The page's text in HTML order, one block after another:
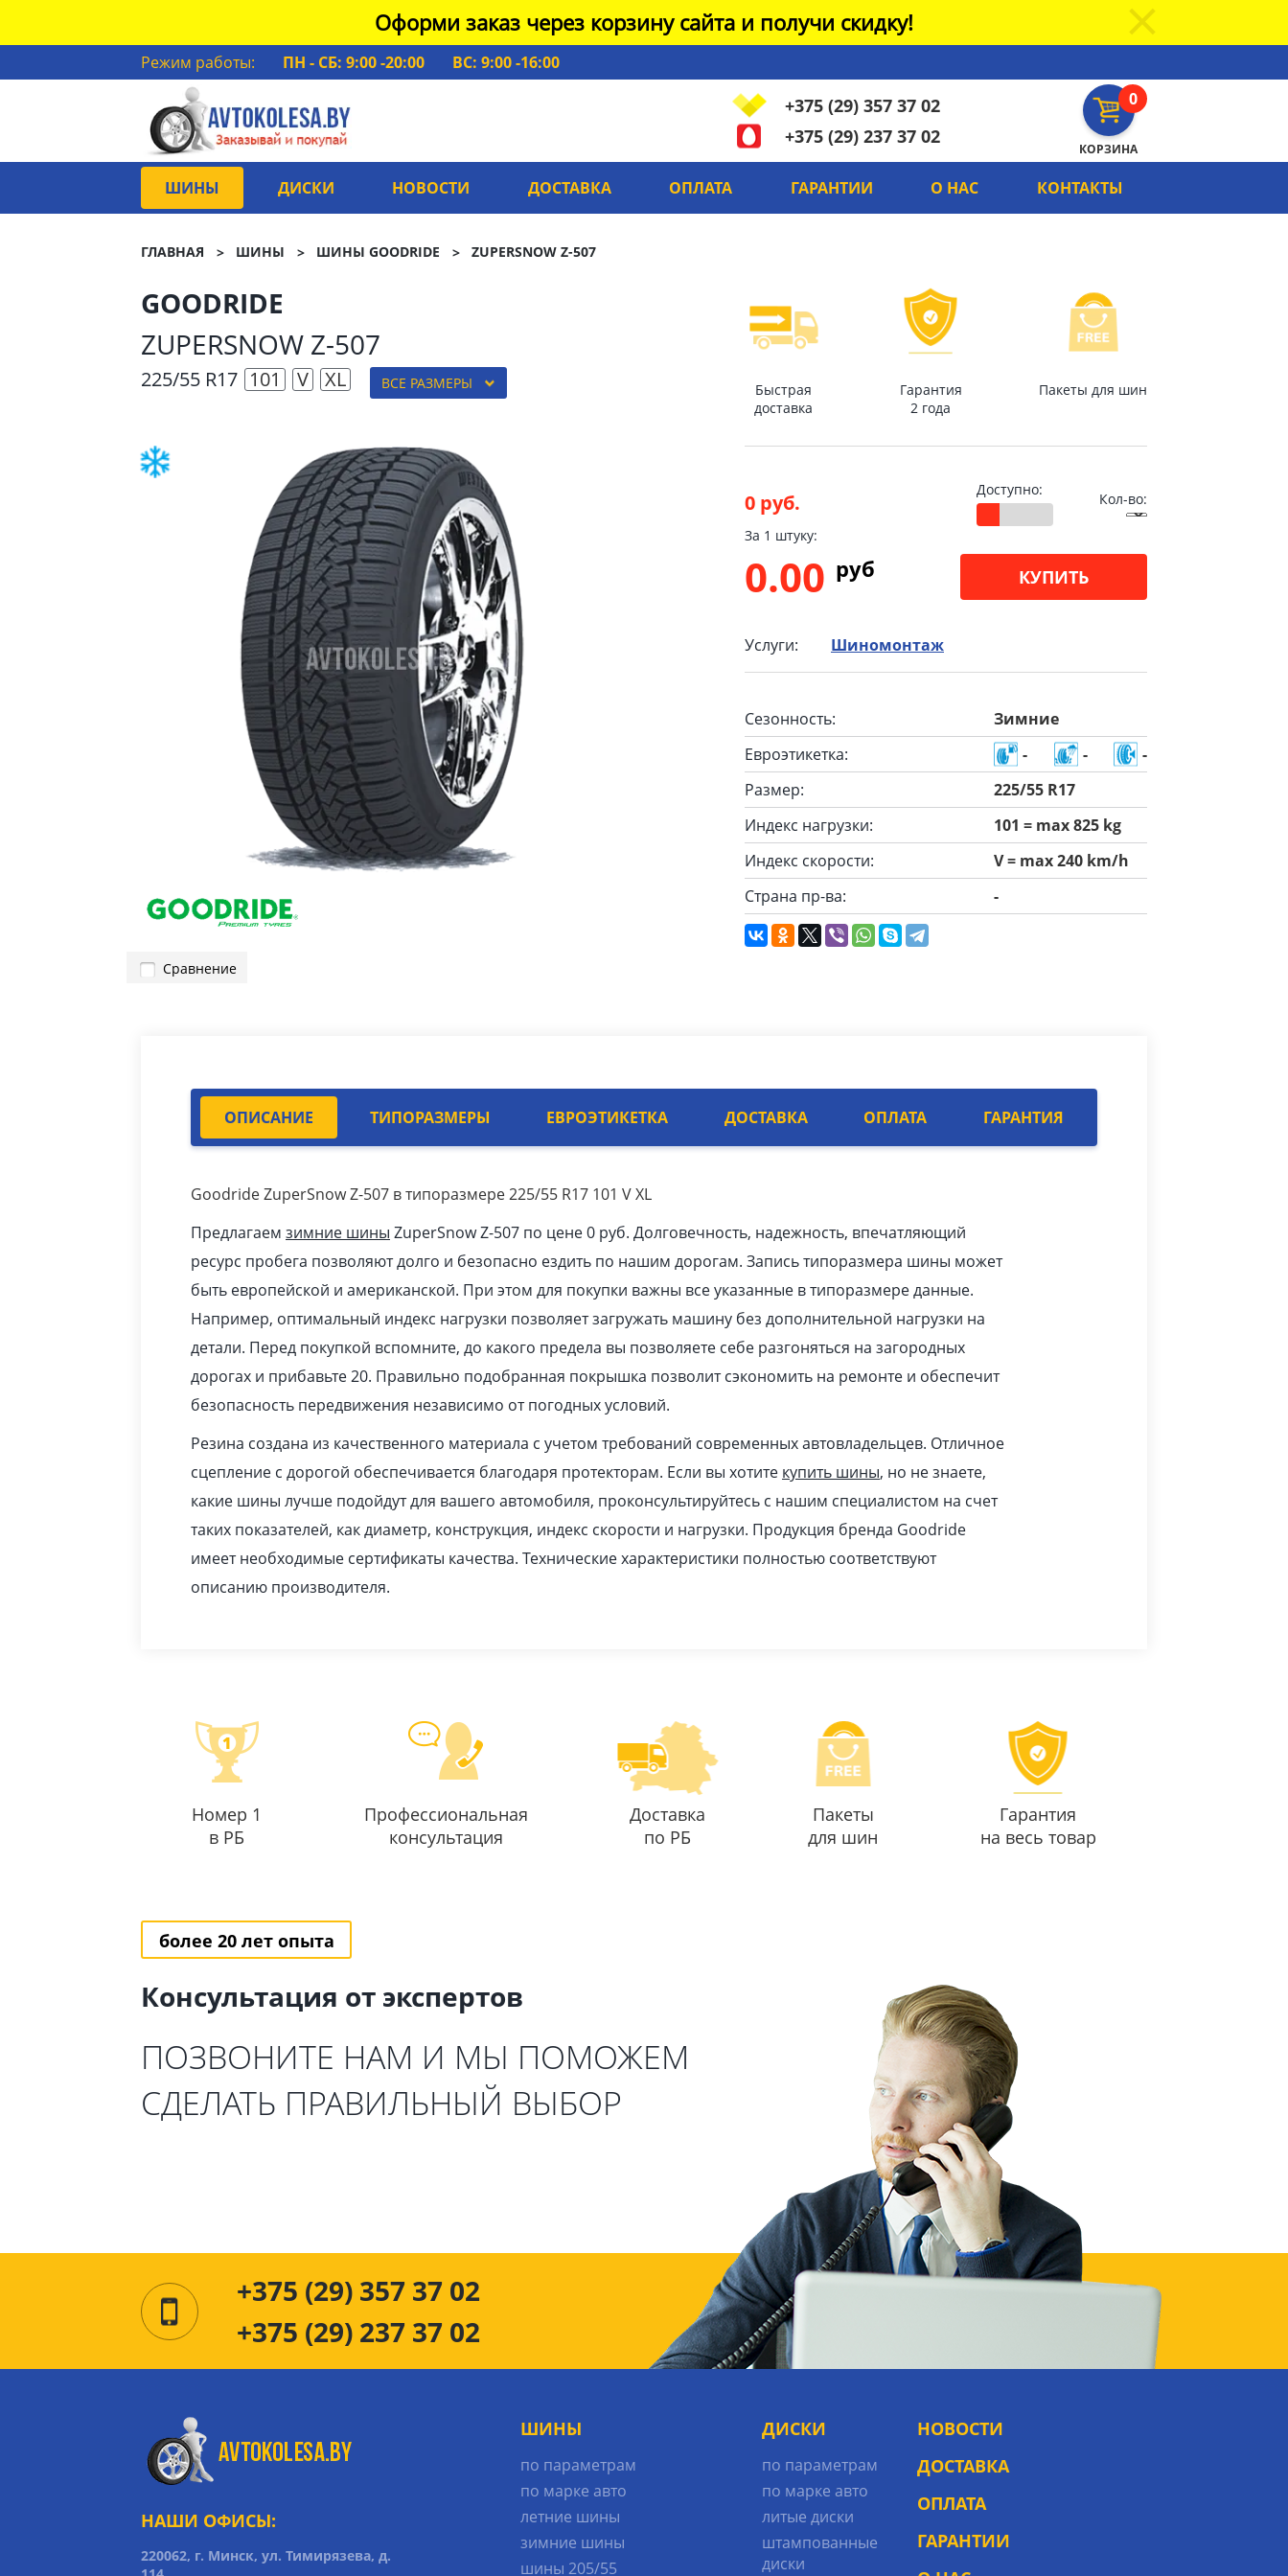
Оформи заказ через корзину сайта и получи скидку!
Режим работы: ПН - СБ: 9:00 -20:00
ВС: 9:00 -16:00
0
КОРЗИНА
+375 (29) 357 37 02
+375 (29) 237 37 02
ШИНЫ ДИСКИ НОВОСТИ ДОСТАВКА ОПЛАТА ГАРАНТИИ О НАС КОНТАКТЫ
ГЛАВНАЯ ШИНЫ ШИНЫ GOODRIDE ZUPERSNOW Z-507
GOODRIDE
ZUPERSNOW Z-507
225/55 R17 101 V XL ВСЕ РАЗМЕРЫ
Сравнение
Быстрая
доставка
Гарантия
2 года
Пакеты для шин
0 руб.
Доступно:
Кол-во:
За 1 штуку:
0.00 pуб КУПИТЬ
Услуги: Шиномонтаж
Сезонность:
Зимние
Евроэтикетка:
- -
-
Размер:
225/55 R17
Индекс нагрузки:
101 = max 825 kg
Индекс скорости:
V = max 240 km/h
Страна пр-ва:
-
ОПИСАНИЕ ТИПОРАЗМЕРЫ ЕВРОЭТИКЕТКА ДОСТАВКА ОПЛАТА ГАРАНТИЯ
Goodride ZuperSnow Z-507 в типоразмере 225/55 R17 101 V XL
Предлагаем зимние шины ZuperSnow Z-507 по цене 0 руб. Долговечность, надежность, впечатляющий
ресурс пробега позволяют долго и безопасно ездить по нашим дорогам. Запись типоразмера шины может
быть европейской и американской. При этом для покупки важны все указанные в типоразмере данные.
Например, оптимальный индекс нагрузки позволяет загружать машину без дополнительной нагрузки на
детали. Перед покупкой вспомните, до какого предела вы позволяете себе разгоняться на загородных
дорогах и прибавьте 20. Правильно подобранная покрышка позволит сэкономить на ремонте и обеспечит
безопасность передвижения независимо от погодных условий.
Резина создана из качественного материала с учетом требований современных автовладельцев. Отличное
сцепление с дорогой обеспечивается благодаря протекторам. Если вы хотите купить шины, но не знаете,
какие шины лучше подойдут для вашего автомобиля, проконсультируйтесь с нашим специалистом на счет
таких показателей, как диаметр, конструкция, индекс скорости и нагрузки. Продукция бренда Goodride
имеет необходимые сертификаты качества. Технические характеристики полностью соответствуют
описанию производителя.
Номер 1
в РБ
Профессиональная
консультация
Доставка
по РБ
Пакеты
для шин
Гарантия
на весь товар
более 20 лет опыта
Консультация от экспертов
ПОЗВОНИТЕ НАМ И МЫ ПОМОЖЕМ
СДЕЛАТЬ ПРАВИЛЬНЫЙ ВЫБОР
+375 (29) 357 37 02
+375 (29) 237 37 02
НАШИ ОФИСЫ:
220062, г. Минск, ул. Тимирязева, д.
ШИНЫ
по параметрам
по марке авто
летние шины
зимние шины
шины 205/55
ДИСКИ
по параметрам
по марке авто
литые диски
штампованные
диски
НОВОСТИ
ДОСТАВКА
ОПЛАТА
ГАРАНТИИ